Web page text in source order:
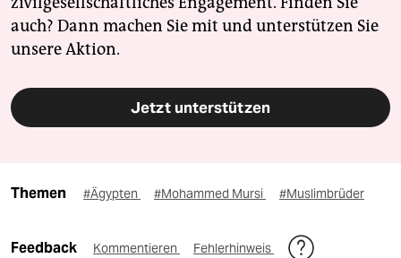
auch? Dann machen Sie mit und unterstützen Sie
unsere Aktion.
Jetzt unterstützen
Themen #Ägypten #Mohammed Mursi #Muslimbrüder
Feedback Kommentieren Fehlerhinweis